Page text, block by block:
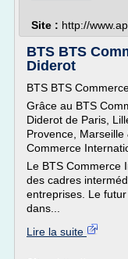
Site : http://
BTS BTS
Diderot
BTS BTS
Grâce au BTS
Diderot de Paris,
Provence,
Commerce
Le BTS Commerce
des cadres
entreprises. Le
dans...
Lire la suite